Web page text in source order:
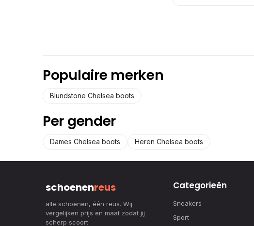
Populaire merken
Blundstone Chelsea boots
Per gender
Dames Chelsea boots Heren Chelsea boots
schoenenreus
alle schoenen, één reus. Wij
vergelijken prijs en maat zodat jij
scherp scoort.
Categorieën
Sneakers
Sport